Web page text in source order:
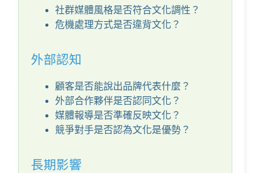
社群媒體風格是否符合文化調性？
危機處理方式是否違背文化？
外部認知
顧客是否能說出品牌代表什麼？
外部合作夥伴是否認同文化？
媒體報導是否準確反映文化？
競爭對手是否認為文化是優勢？
長期影響